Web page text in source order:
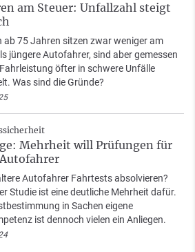
am Steuer: Unfallzahl steigt
ab 75 Jahren sitzen zwar weniger am
jüngere Autofahrer, sind aber gemessen
öfter in schwere Unfälle
Was sind die Gründe?
Mehrheit will Prüfungen für
Autofahrer Fahrtests absolvieren?
Studie ist eine deutliche Mehrheit dafür.
in Sachen eigene
ist dennoch vielen ein Anliegen.